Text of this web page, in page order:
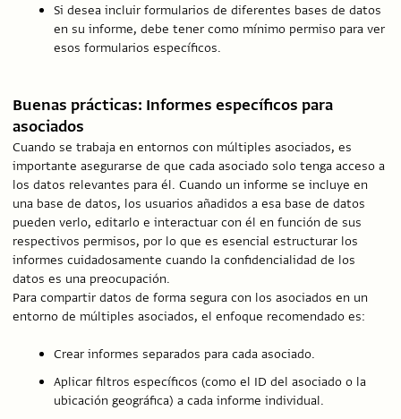
Si desea incluir formularios de diferentes bases de datos
en su informe, debe tener como mínimo permiso para ver
esos formularios específicos.
Buenas prácticas: Informes específicos para
asociados
Cuando se trabaja en entornos con múltiples asociados, es
importante asegurarse de que cada asociado solo tenga acceso a
los datos relevantes para él. Cuando un informe se incluye en
una base de datos, los usuarios añadidos a esa base de datos
pueden verlo, editarlo e interactuar con él en función de sus
respectivos permisos, por lo que es esencial estructurar los
informes cuidadosamente cuando la confidencialidad de los
datos es una preocupación.
Para compartir datos de forma segura con los asociados en un
entorno de múltiples asociados, el enfoque recomendado es:
Crear informes separados para cada asociado.
Aplicar filtros específicos (como el ID del asociado o la
ubicación geográfica) a cada informe individual.